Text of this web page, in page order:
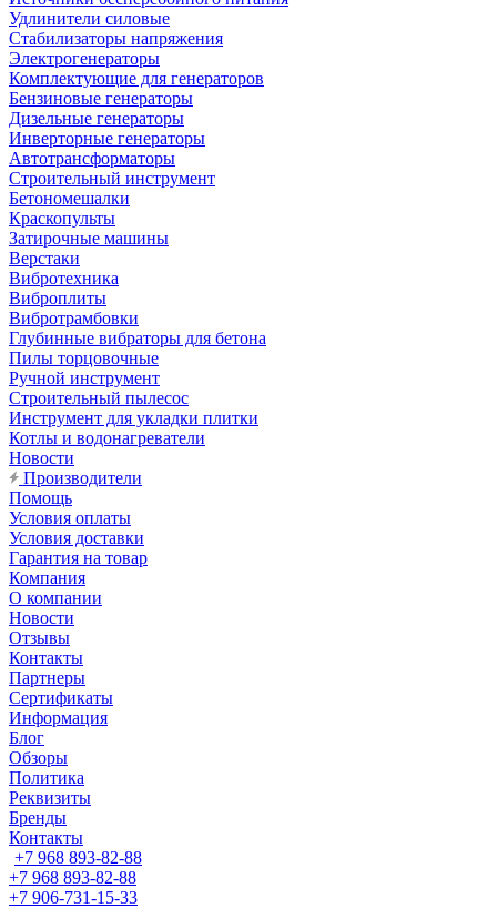
Удлинители силовые
Стабилизаторы напряжения
Электрогенераторы
Комплектующие для генераторов
Бензиновые генераторы
Дизельные генераторы
Инверторные генераторы
Автотрансформаторы
Строительный инструмент
Бетономешалки
Краскопульты
Затирочные машины
Верстаки
Вибротехника
Виброплиты
Вибротрамбовки
Глубинные вибраторы для бетона
Пилы торцовочные
Ручной инструмент
Строительный пылесос
Инструмент для укладки плитки
Котлы и водонагреватели
Новости
Производители
Помощь
Условия оплаты
Условия доставки
Гарантия на товар
Компания
О компании
Новости
Отзывы
Контакты
Партнеры
Сертификаты
Информация
Блог
Обзоры
Политика
Реквизиты
Бренды
Контакты
+7 968 893-82-88
+7 968 893-82-88
+7 906-731-15-33